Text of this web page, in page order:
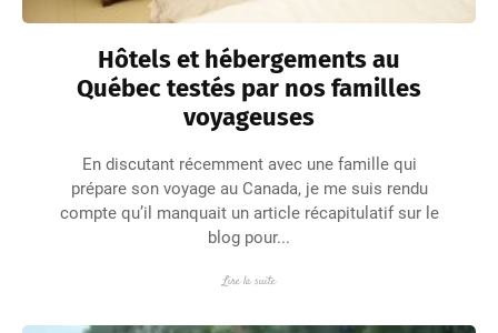
Hôtels et hébergements au
Québec testés par nos familles
voyageuses
En discutant récemment avec une famille qui
prépare son voyage au Canada, je me suis rendu
compte qu’il manquait un article récapitulatif sur le
blog pour...
Lire la suite